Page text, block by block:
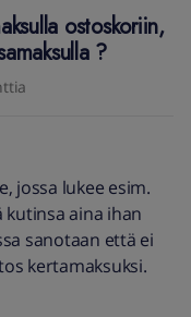
ostoskoriin,
?
jossa lukee esim.
kutinsa aina ihan
sanotaan että ei
kertamaksuksi.